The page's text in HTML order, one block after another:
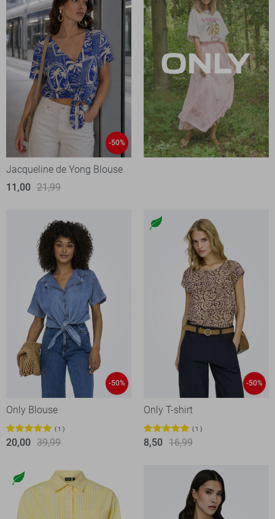
-50%
Jacqueline de Yong Blouse
11,00 21,99
-50%
Only Blouse
1
20,00 39,99
-50%
Only T-shirt
1
8,50 16,99